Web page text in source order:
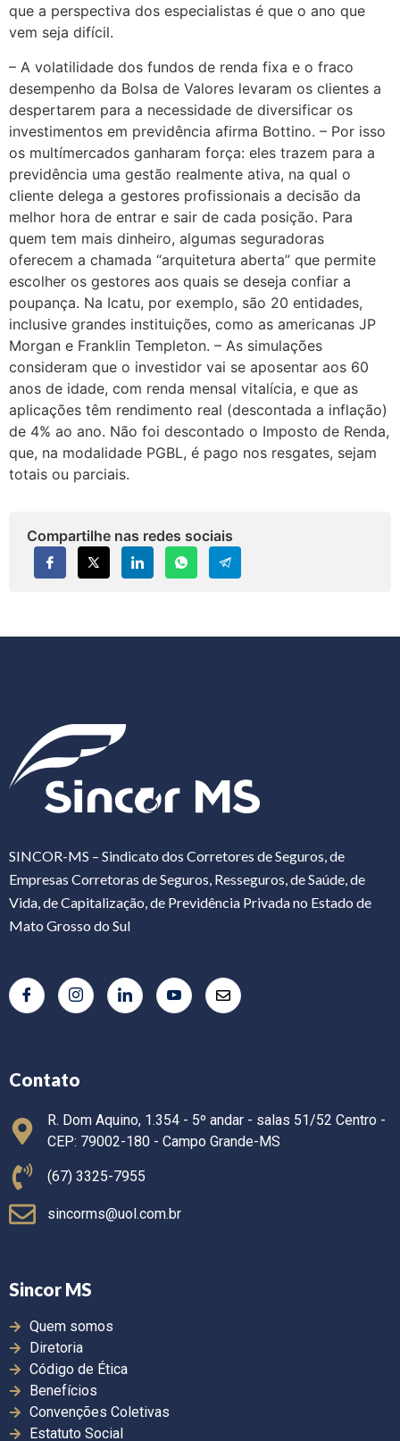
que a perspectiva dos especialistas é que o ano que
vem seja difícil.
– A volatilidade dos fundos de renda fixa e o fraco
desempenho da Bolsa de Valores levaram os clientes a
despertarem para a necessidade de diversificar os
investimentos em previdência afirma Bottino. – Por isso
os multímercados ganharam força: eles trazem para a
previdência uma gestão realmente ativa, na qual o
cliente delega a gestores profissionais a decisão da
melhor hora de entrar e sair de cada posição. Para
quem tem mais dinheiro, algumas seguradoras
oferecem a chamada “arquitetura aberta” que permite
escolher os gestores aos quais se deseja confiar a
poupança. Na Icatu, por exemplo, são 20 entidades,
inclusive grandes instituições, como as americanas JP
Morgan e Franklin Templeton. – As simulações
consideram que o investidor vai se aposentar aos 60
anos de idade, com renda mensal vitalícia, e que as
aplicações têm rendimento real (descontada a inflação)
de 4% ao ano. Não foi descontado o Imposto de Renda,
que, na modalidade PGBL, é pago nos resgates, sejam
totais ou parciais.
Compartilhe nas redes sociais
SINCOR-MS – Sindicato dos Corretores de Seguros, de
Empresas Corretoras de Seguros, Resseguros, de Saúde, de
Vida, de Capitalização, de Previdência Privada no Estado de
Mato Grosso do Sul
Contato
R. Dom Aquino, 1.354 - 5º andar - salas 51/52 Centro -
CEP: 79002-180 - Campo Grande-MS
(67) 3325-7955
sincorms@uol.com.br
Sincor MS
Quem somos
Diretoria
Código de Ética
Benefícios
Convenções Coletivas
Estatuto Social